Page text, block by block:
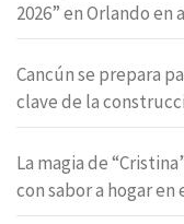
2026” en Orlando
Cancún se prepara
clave de la
La magia de
con sabor a hogar en